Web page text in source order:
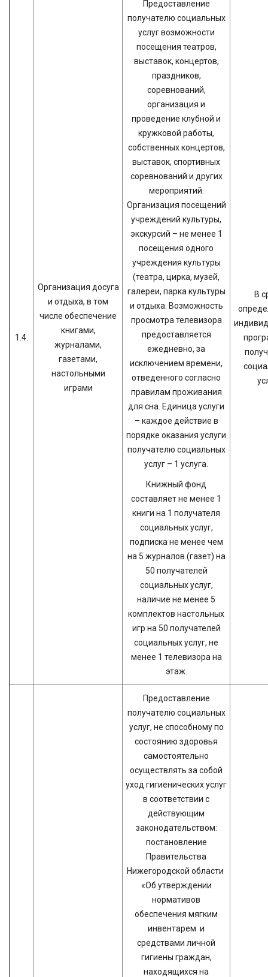
1.4.
Организация досуга
и отдыха, в том
числе обеспечение
книгами,
журналами,
газетами,
настольными
играми
Предоставление
получателю социальных
услуг возможности
посещения театров,
выставок, концертов,
праздников,
соревнований,
организация и
проведение клубной и
кружковой работы,
собственных концертов,
выставок, спортивных
соревнований и других
мероприятий.
Организация посещений
учреждений культуры,
экскурсий – не менее 1
посещения одного
учреждения культуры
(театра, цирка, музей,
галереи, парка культуры
и отдыха. Возможность
просмотра телевизора
предоставляется
ежедневно, за
исключением времени,
отведенного согласно
правилам проживания
для сна. Единица услуги
– каждое действие в
порядке оказания услуги
получателю социальных
услуг – 1 услуга.
Книжный фонд
составляет не менее 1
книги на 1 получателя
социальных услуг,
подписка не менее чем
на 5 журналов (газет) на
50 получателей
социальных услуг,
наличие не менее 5
комплектов настольных
игр на 50 получателей
социальных услуг, не
менее 1 телевизора на
этаж.
В
Предоставление
получателю социальных
услуг, не способному по
состоянию здоровья
самостоятельно
осуществлять за собой
уход гигиенических услуг
в соответствии с
действующим
законодательством:
постановление
Правительства
Нижегородской области
«Об утверждении
нормативов
обеспечения мягким
инвентарем и
средствами личной
гигиены граждан,
находящихся на